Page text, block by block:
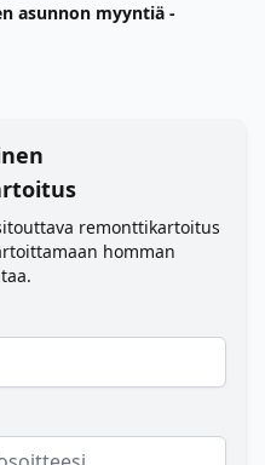
asunnon myyntiä -
remonttikartoitus
homman